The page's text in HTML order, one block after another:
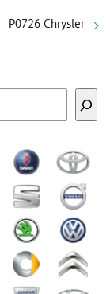
P0726 Chrysler